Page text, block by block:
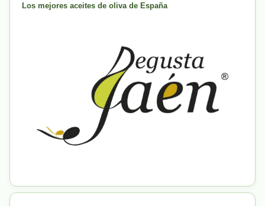
Los mejores aceites de oliva de España